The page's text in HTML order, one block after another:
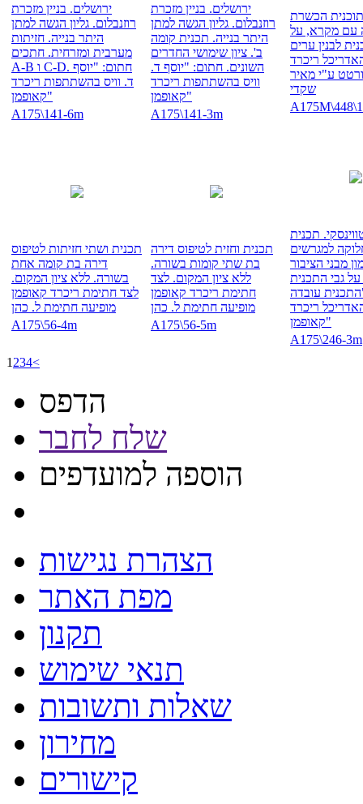
ירושלים. בניין מזכרת
רוזנבלום. גליון הגשה למתן
היתר בנייה. חזיתות
מערבית ומזרחית. חתכים
A-B ו C-D. חתום: "יוסף
ד. וויס בהשתתפות ריכרד
קאופמן"
A175\141-6m
ירושלים. בניין מזכרת
רוזנבלום. גליון הגשה למתן
היתר בנייה. תכנית קומה
ב'. ציון שימושי החדרים
השונים. חתום: "יוסף ד.
וויס בהשתתפות ריכרד
קאופמן"
A175\141-3m
הכשרת
עם מקרא, על
לבנין ערים
ריכרד
ע"י מאיר
שקדי
A175M\448\1
תכנית ושתי חזיתות לטיפוס
דירה בת קומה אחת
בשורה. ללא ציון המקום.
לצד חתימת ריכרד קאופמן
מופיעה חתימת ל. כהן
A175\56-4m
תכנית וחזית לטיפוס דירה
בת שתי קומות בשורה.
ללא ציון המקום. לצד
חתימת ריכרד קאופמן
מופיעה חתימת ל. כהן
A175\56-5m
תכנית
למגרשים
מבני הציבור
גבי התכנית
עובדה
ריכרד
קאופמן"
A175\246-3m
1 234<
הדפס
שלח לחבר
הוספה למועדפים
הצהרת נגישות
מפת האתר
תקנון
תנאי שימוש
שאלות ותשובות
מחירון
קישורים